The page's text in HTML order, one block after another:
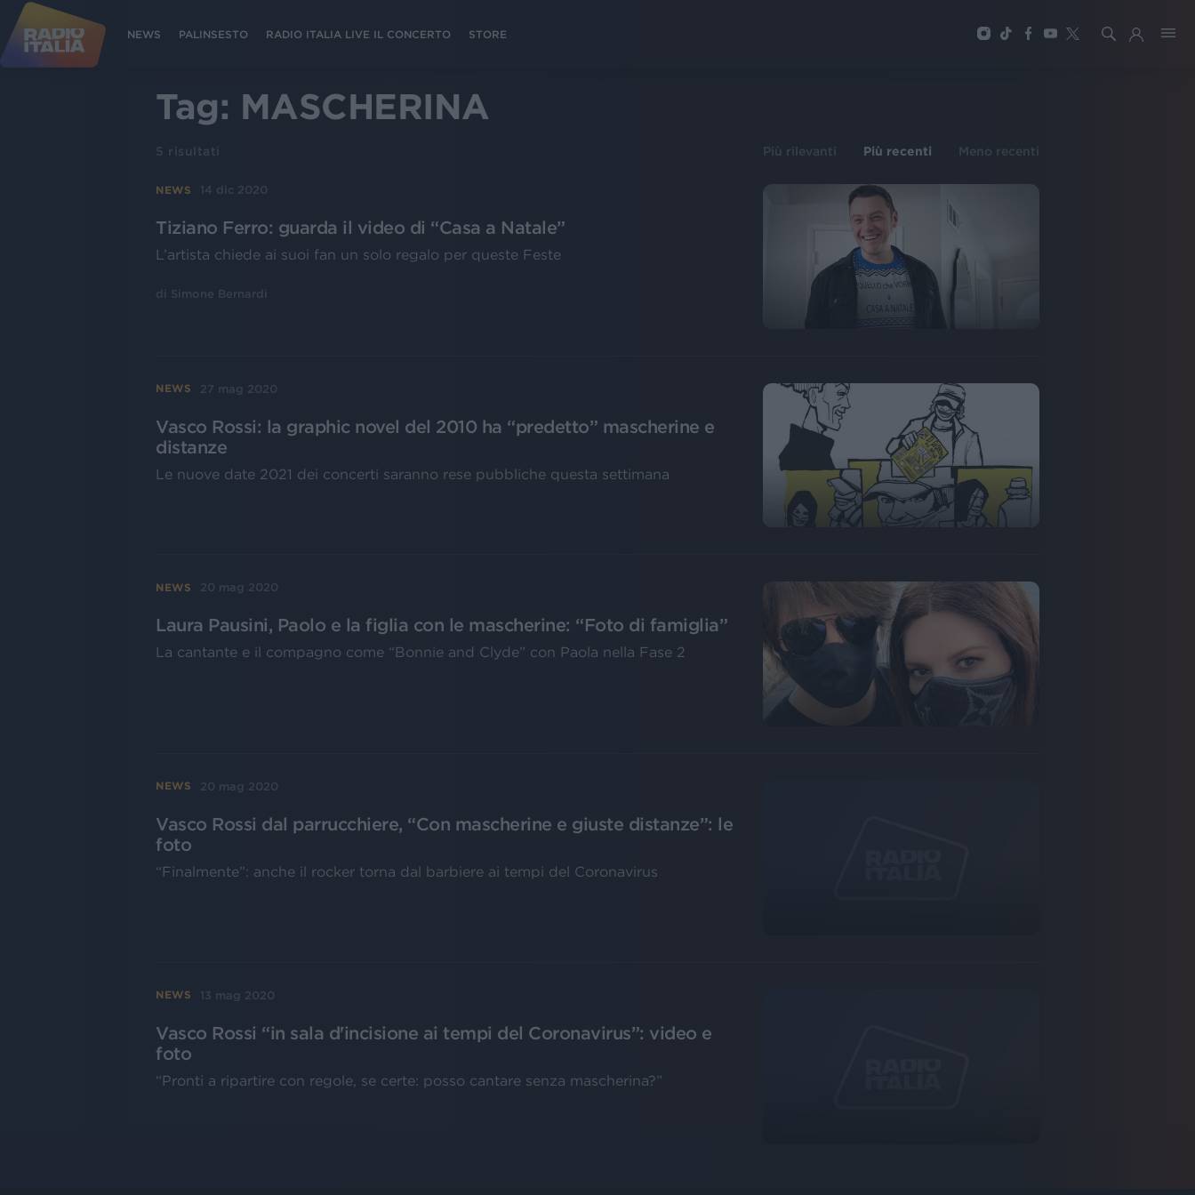
NEWS PALINSESTO RADIO ITALIA LIVE IL CONCERTO STORE
Tag: MASCHERINA
5 risultati Più rilevanti Più recenti Meno recenti
NEWS 14 dic 2020
Tiziano Ferro: guarda il video di “Casa a Natale”
L’artista chiede ai suoi fan un solo regalo per queste Feste
di Simone Bernardi
NEWS 27 mag 2020
Vasco Rossi: la graphic novel del 2010 ha “predetto” mascherine e
distanze
Le nuove date 2021 dei concerti saranno rese pubbliche questa settimana
NEWS 20 mag 2020
Laura Pausini, Paolo e la figlia con le mascherine: “Foto di famiglia”
La cantante e il compagno come “Bonnie and Clyde” con Paola nella Fase 2
NEWS 20 mag 2020
Vasco Rossi dal parrucchiere, “Con mascherine e giuste distanze”: le
foto
“Finalmente”: anche il rocker torna dal barbiere ai tempi del Coronavirus
NEWS 13 mag 2020
Vasco Rossi “in sala d'incisione ai tempi del Coronavirus”: video e
foto
“Pronti a ripartire con regole, se certe: posso cantare senza mascherina?”